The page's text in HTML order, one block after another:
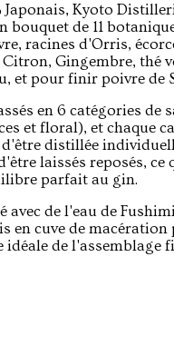
Japonais, Kyoto
bouquet de 11
racines d'Orris,
Gingembre, thé
et pour finir poivre de
en 6 catégories de
et floral), et chaque
distillée
laissés reposés, ce
parfait au gin.
avec de l'eau de
en cuve de
de l'assemblage